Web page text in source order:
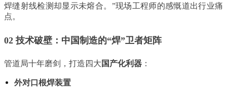
焊缝射线检测却显示未熔合。”现场工程师的感慨道出行业痛
点。
02 技术破壁：中国制造的“焊”卫者矩阵
管道局十年磨剑，打造四大 国产化利器 ：
外对口根焊装置